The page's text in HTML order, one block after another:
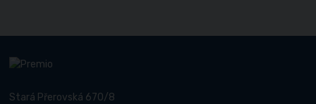
Stará Přerovská 670/8